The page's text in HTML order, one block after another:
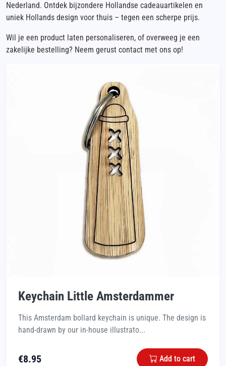
Nederland. Ontdek bijzondere Hollandse cadeauartikelen en
uniek Hollands design voor thuis – tegen een scherpe prijs.
Wil je een product laten personaliseren, of overweeg je een
zakelijke bestelling? Neem gerust contact met ons op!
Keychain Little Amsterdammer
This Amsterdam bollard keychain is unique. The design is
hand-drawn by our in-house illustrato...
€8.95 Add to cart